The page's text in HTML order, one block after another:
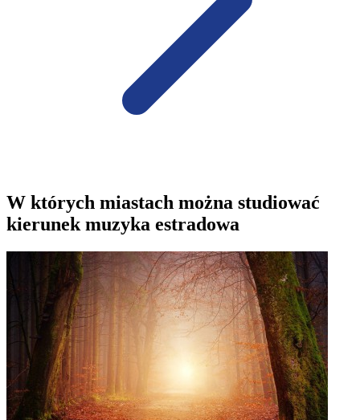
W których miastach można studiować
kierunek muzyka estradowa